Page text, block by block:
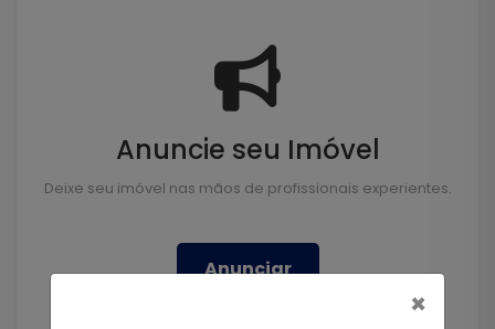
×
Anuncie seu Imóvel
Deixe seu imóvel nas mãos de profissionais experientes.
Anunciar